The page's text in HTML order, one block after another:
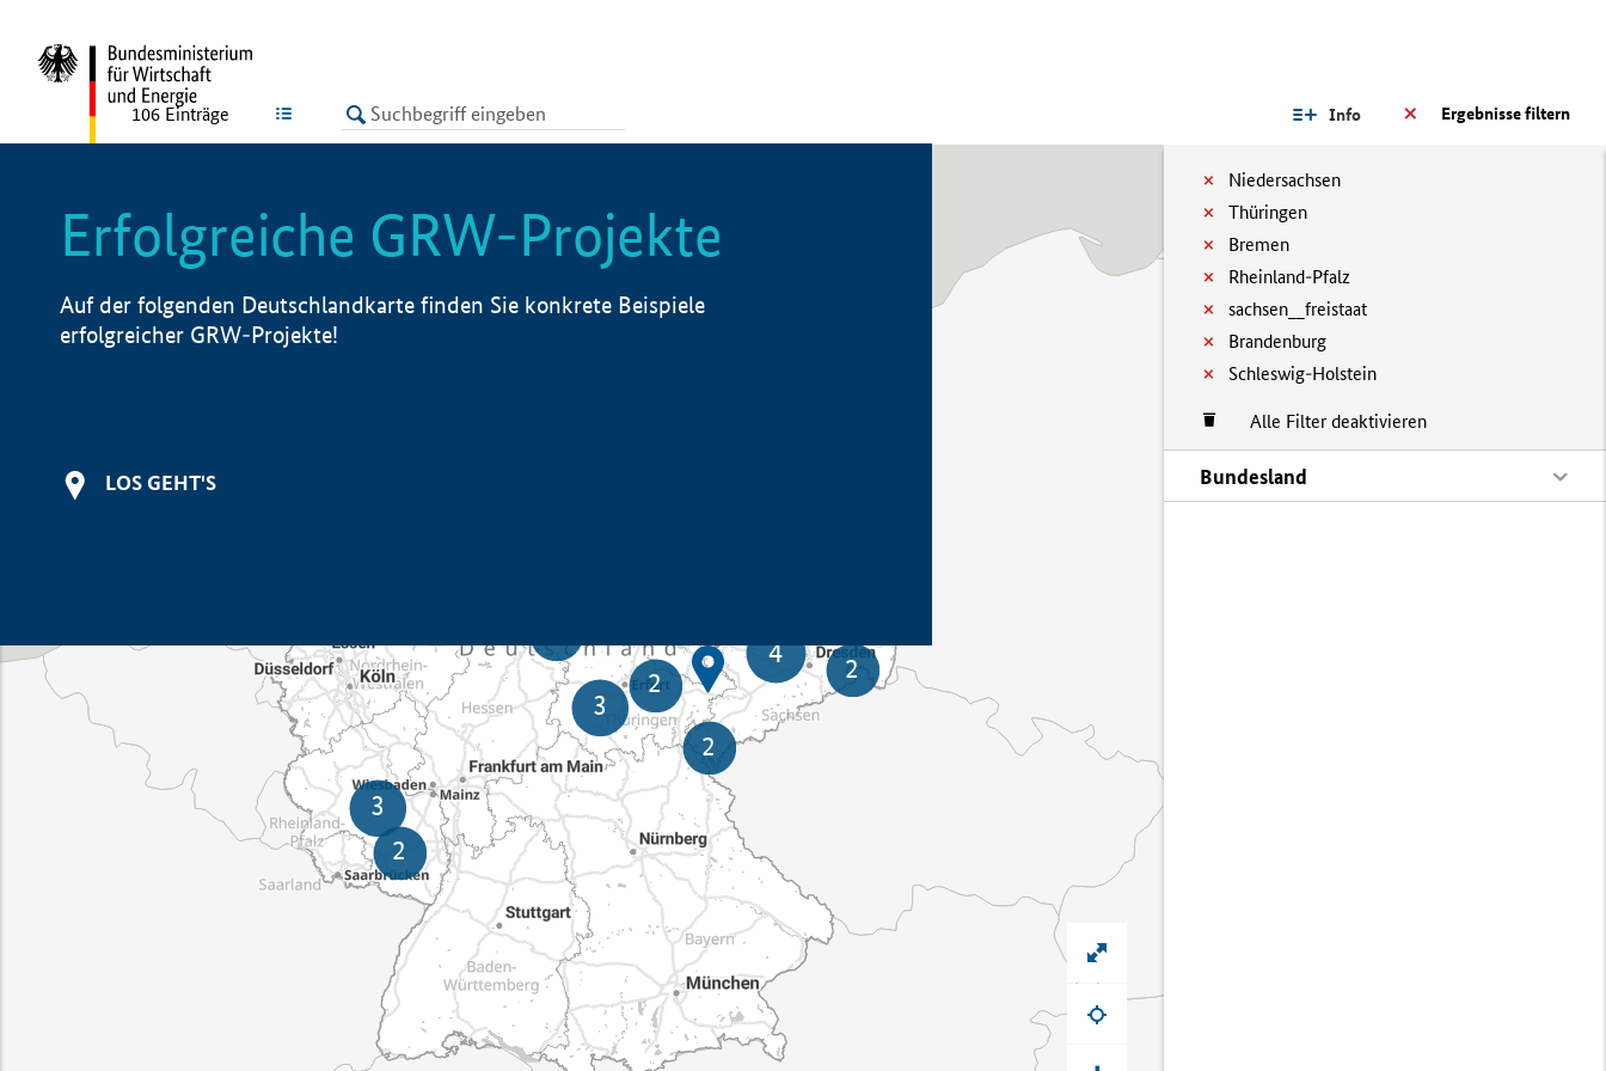
LISTE Ergebnisse filtern
Info
Niedersachsen
Thüringen
Bremen
Rheinland-Pfalz
sachsen__freistaat
Brandenburg
Schleswig-Holstein
Alle Filter deaktivieren
Bundesland
106 Einträge
Erfolgreiche GRW-Projekte
Auf der folgenden Deutschlandkarte finden Sie konkrete Beispiele
erfolgreicher GRW-Projekte!
LOS GEHT'S